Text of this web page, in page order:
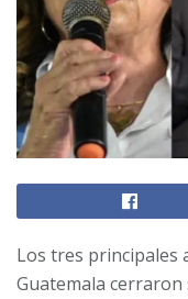
Los tres principales
Guatemala cerraron